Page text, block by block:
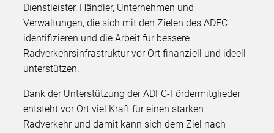
Dienstleister, Händler, Unternehmen und
Verwaltungen, die sich mit den Zielen des ADFC
identifizieren und die Arbeit für bessere
Radverkehrsinfrastruktur vor Ort finanziell und ideell
unterstützen.
Dank der Unterstützung der ADFC-Fördermitglieder
entsteht vor Ort viel Kraft für einen starken
Radverkehr und damit kann sich dem Ziel nach